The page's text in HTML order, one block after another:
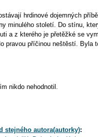
hrdinové dojemných
minulého století. Do stínu,
a z kterého je přetěžké se
pravou příčinou neštěstí. Byla
nikdo nehodnotil.
stejného autora(autorky):